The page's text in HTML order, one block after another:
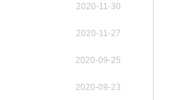
2020-11-30
2020-11-27
2020-09-25
2020-09-23